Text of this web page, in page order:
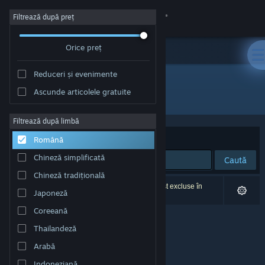
Conectează-te
Despre
Asistență
Schimbă limba
Vezi site în versiunea pentru desktop
Filtrează după preț
Orice preț
Reduceri și evenimente
Ascunde articolele gratuite
Filtrează după limbă
Română
Chineză simplificată
Chineză tradițională
Japoneză
Coreeană
Thailandeză
Arabă
Editor: Alex Ilitchev
Sortează după
Caută
0 rezultate corespund căutării tale. 4 titluri au fost excluse în
funcție de preferințele tale.